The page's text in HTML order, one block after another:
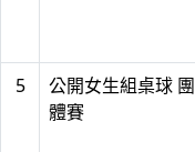
5
公開女生組桌球 團
體賽